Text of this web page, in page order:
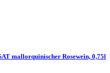
mallorquinischer Rosewein, 0,75l